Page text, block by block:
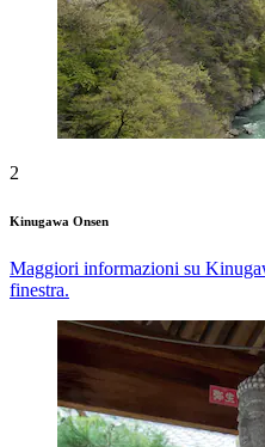
2
Kinugawa Onsen
Maggiori informazioni su
finestra.